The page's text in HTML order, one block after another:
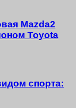
Mazda2
Toyota
спорта: